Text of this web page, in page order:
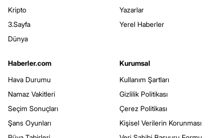
Kripto
3.Sayfa
Dünya
Yazarlar
Yerel Haberler
Haberler.com
Hava Durumu
Namaz Vakitleri
Seçim Sonuçları
Şans Oyunları
Kurumsal
Kullanım Şartları
Gizlilik Politikası
Çerez Politikası
Kişisel Verilerin Korunması